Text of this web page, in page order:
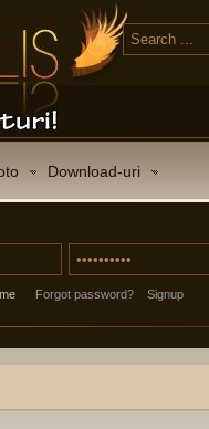
Download-uri
me Forgot password? Signup